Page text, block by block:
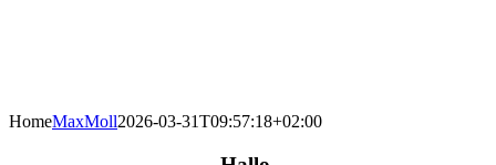
HomeMaxMoll2026-03-31T09:57:18+02:00